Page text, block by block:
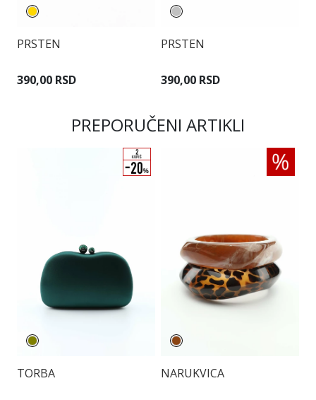
PRSTEN
390,00 RSD
PRSTEN
390,00 RSD
PREPORUČENI ARTIKLI
TORBA NARUKVICA